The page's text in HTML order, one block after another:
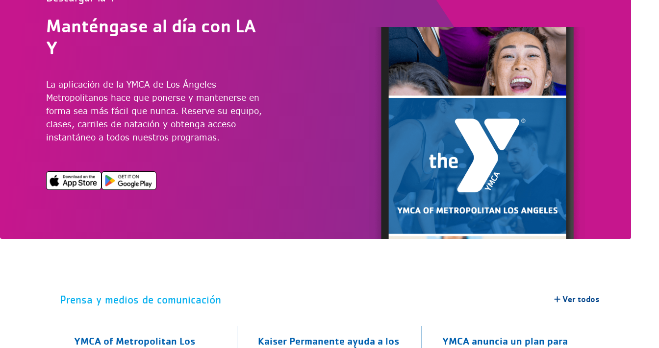
Manténgase al día con LA
Y
La aplicación de la YMCA de Los Ángeles
Metropolitanos hace que ponerse y mantenerse en
forma sea más fácil que nunca. Reserve su equipo,
clases, carriles de natación y obtenga acceso
instantáneo a todos nuestros programas.
Prensa y medios de comunicación Ver todos
YMCA of Metropolitan Los
Kaiser Permanente ayuda a los
YMCA anuncia un plan para